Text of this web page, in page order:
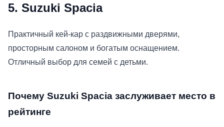
5. Suzuki Spacia
Практичный кей-кар с раздвижными дверями,
просторным салоном и богатым оснащением.
Отличный выбор для семей с детьми.
Почему Suzuki Spacia заслуживает место в
рейтинге